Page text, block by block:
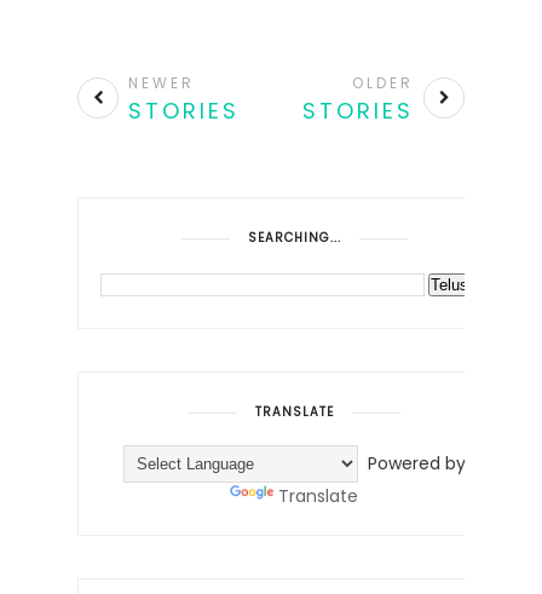
NEWER
STORIES
OLDER
STORIES
SEARCHING...
TRANSLATE
Powered by
Translate